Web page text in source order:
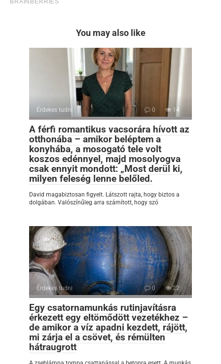
You may also like
Érdekes tudni 0 14
A férfi romantikus vacsorára hívott az
otthonába – amikor beléptem a
konyhába, a mosogató tele volt
koszos edénnyel, majd mosolyogva
csak ennyit mondott: „Most derül ki,
milyen feleség lenne belőled.
David magabiztosan figyelt. Látszott rajta, hogy biztos a
dolgában. Valószínűleg arra számított, hogy szó
Érdekes tudni 0 22
Egy csatornamunkás rutinjavításra
érkezett egy eltömődött vezetékhez –
de amikor a víz apadni kezdett, rájött,
mi zárja el a csövet, és rémülten
hátraugrott